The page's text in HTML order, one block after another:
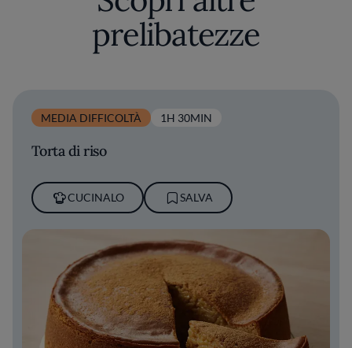
prelibatezze
MEDIA DIFFICOLTÀ 1H 30MIN
Torta di riso
CUCINALO SALVA